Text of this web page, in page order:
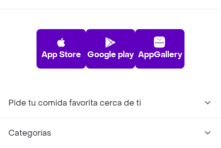
App Store Google play AppGallery
Pide tu comida favorita cerca de ti
Categorías